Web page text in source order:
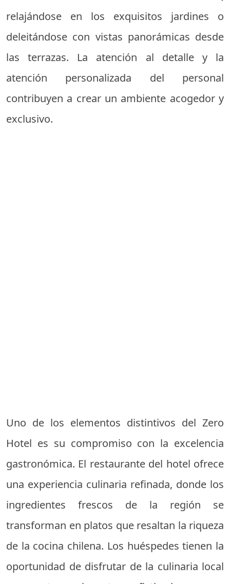
relajándose en los exquisitos jardines o
deleitándose con vistas panorámicas desde
las terrazas. La atención al detalle y la
atención personalizada del personal
contribuyen a crear un ambiente acogedor y
exclusivo.
Uno de los elementos distintivos del Zero
Hotel es su compromiso con la excelencia
gastronómica. El restaurante del hotel ofrece
una experiencia culinaria refinada, donde los
ingredientes frescos de la región se
transforman en platos que resaltan la riqueza
de la cocina chilena. Los huéspedes tienen la
oportunidad de disfrutar de la culinaria local